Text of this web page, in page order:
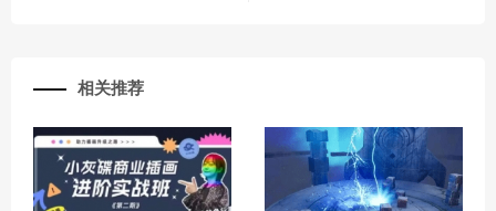
相关推荐